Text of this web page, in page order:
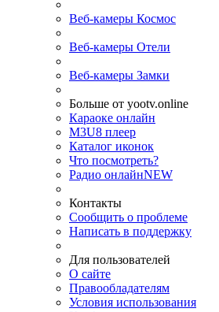
Веб-камеры Космос
Веб-камеры Отели
Веб-камеры Замки
Больше от yootv.online
Караоке онлайн
M3U8 плеер
Каталог иконок
Что посмотреть?
Радио онлайнNEW
Контакты
Сообщить о проблеме
Написать в поддержку
Для пользователей
О сайте
Правообладателям
Условия использования